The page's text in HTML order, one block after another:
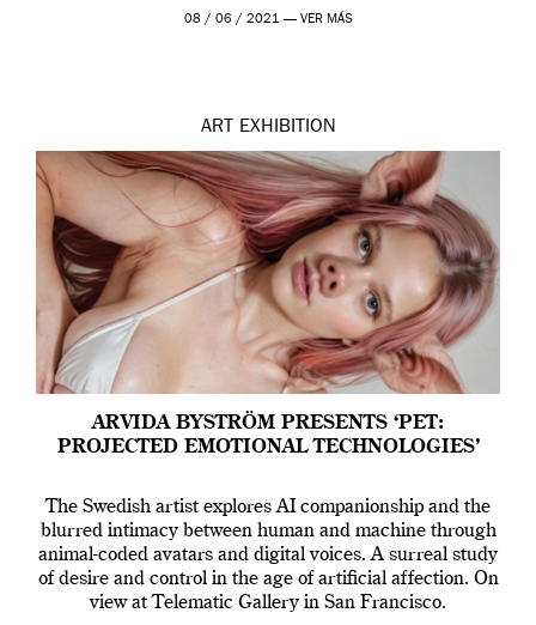
Madrid y la Wellcome […]
08 / 06 / 2021 — VER MÁS
ART EXHIBITION
ARVIDA BYSTRÖM PRESENTS ‘PET:
PROJECTED EMOTIONAL TECHNOLOGIES’
The Swedish artist explores AI companionship and the
blurred intimacy between human and machine through
animal-coded avatars and digital voices. A surreal study
of desire and control in the age of artificial affection. On
view at Telematic Gallery in San Francisco.